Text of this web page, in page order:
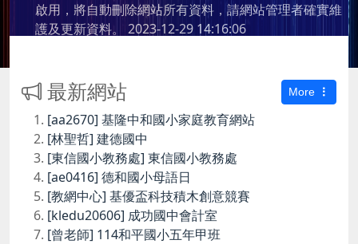
啟用，將自動刪除網站所有資料，請網站管理者確實維
護及更新資料。 2023-12-29 14:16:06
最新網站 More
[aa2670] 基隆中和國小家庭教育網站
[林聖哲] 建德國中
[東信國小教務處] 東信國小教務處
[ae0416] 德和國小母語日
[教網中心] 基優盃科技積木創意競賽
[kledu20606] 成功國中會計室
[曾老師] 114和平國小五年甲班